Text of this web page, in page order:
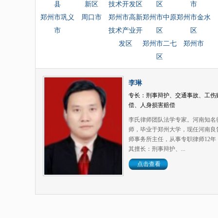
县
新区
技术开发区
区
市
郑州市巩义
市
周口市
郑州市高新
技术产业开
发区
郑州市中原
区
郑州市金水
区
郑州市二七
区
郑州市
李琳
专长：刑事辩护、交通事故、工伤
偿、人身损害赔偿
李氏律师团队法学专家。河南知名
师，毕业于郑州大学，现任河南良
师事务所主任，从事专职律师12年
其擅长：刑事辩护、...
点击查看